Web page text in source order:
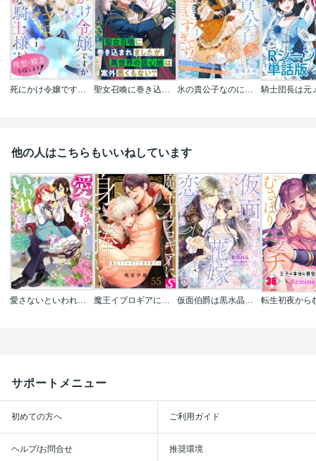
他の人はこちらもいいねしています
愛さないといわれましても ～元魔王の伯爵令嬢は生真面目軍人に餌付けをされて幸せになる～(コミック) 魔王イブロギアに身を捧げよ 仮面伯爵は黒水晶の花嫁に恋をする【単話売】
サポートメニュー
初めての方へ ご利用ガイド
ヘルプ/お問合せ 推奨環境